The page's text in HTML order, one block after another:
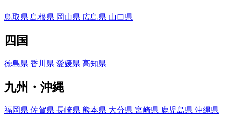
鳥取県 島根県 岡山県 広島県 山口県
四国
徳島県 香川県 愛媛県 高知県
九州・沖縄
福岡県 佐賀県 長崎県 熊本県 大分県 宮崎県 鹿児島県 沖縄県